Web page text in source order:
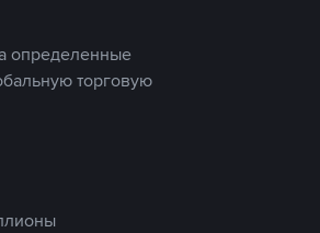
определенные
торговую